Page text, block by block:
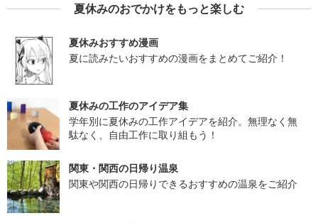
夏休みのおでかけをもっと楽しむ
夏休みおすすめ漫画
夏に読みたいおすすめの漫画をまとめてご紹介！
夏休みの工作のアイデア集
学年別に夏休みの工作アイデアを紹介。無理なく無
駄なく、自由工作に取り組もう！
関東・関西の日帰り温泉
関東や関西の日帰りできるおすすめの温泉をご紹介